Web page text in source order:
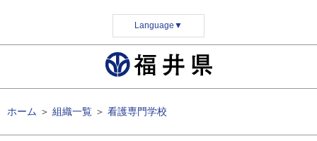
Language ▼
ホーム ＞ 組織一覧 ＞ 看護専門学校